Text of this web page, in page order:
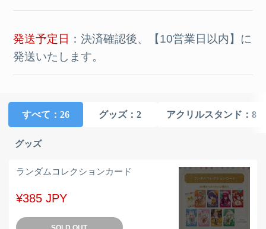
発送予定日 ：決済確認後、【10営業日以内】に
発送いたします。
すべて ：26 グッズ：2 アクリルスタンド ：8
グッズ
ランダムコレクションカード
¥385 JPY